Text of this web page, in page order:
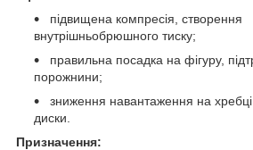
підвищена компресія, створення
внутрішньобрюшного тиску;
правильна посадка на фігуру,
порожнини;
зниження навантаження на хребці
диски.
Призначення: